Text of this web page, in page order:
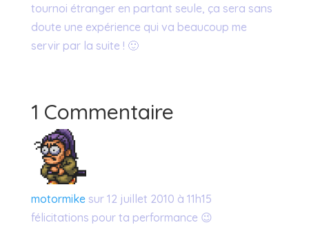
tournoi étranger en partant seule, ça sera sans
doute une expérience qui va beaucoup me
servir par la suite ! 🙂
1 Commentaire
motormike sur 12 juillet 2010 à 11h15
félicitations pour ta performance 😉